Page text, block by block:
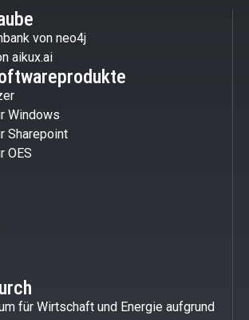
von neo4j
aikux.ai
Windows
Sharepoint
OES
für Wirtschaft und Energie aufgrund